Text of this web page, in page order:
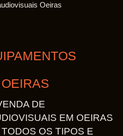
DE
EM OEIRAS
OS TIPOS E